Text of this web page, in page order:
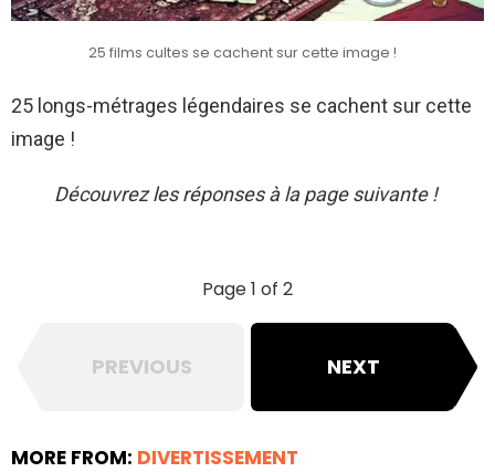
25 films cultes se cachent sur cette image !
25 longs-métrages légendaires se cachent sur cette
image !
Découvrez les réponses à la page suivante !
Page 1 of 2
PREVIOUS NEXT
MORE FROM: DIVERTISSEMENT